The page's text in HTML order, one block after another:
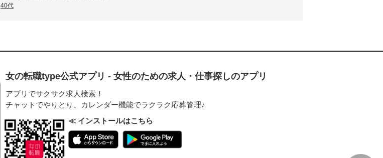
40代
女の転職type公式アプリ - 女性のための求人・仕事探しのアプリ
アプリでサクサク求人検索！
チャットでやりとり、カレンダー機能でラクラク応募管理♪
≪ インストールはこちら